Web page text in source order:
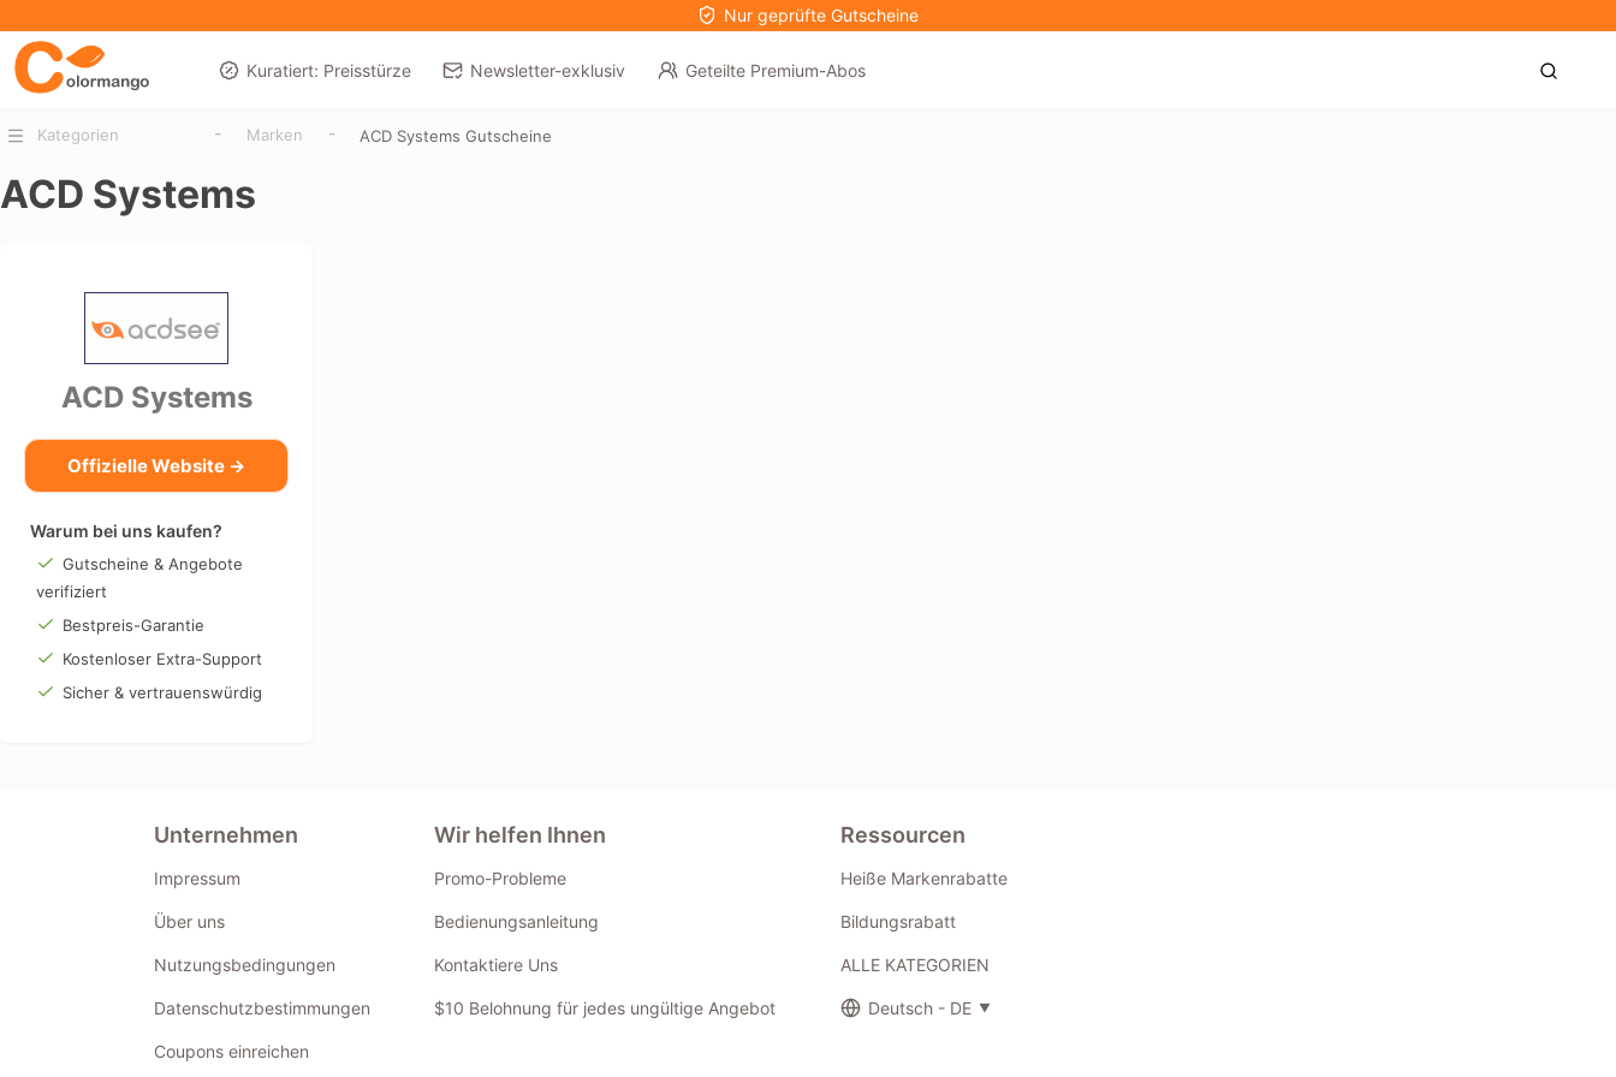
Nur geprüfte Gutscheine
Kuratiert: Preisstürze Newsletter-exklusiv Geteilte Premium-Abos
Kategorien - Marken - ACD Systems Gutscheine
ACD Systems
ACD Systems
Offizielle Website →
Warum bei uns kaufen?
Gutscheine & Angebote
verifiziert
Bestpreis-Garantie
Kostenloser Extra-Support
Sicher & vertrauenswürdig
Unternehmen
Impressum
Über uns
Nutzungsbedingungen
Datenschutzbestimmungen
Coupons einreichen
Wir helfen Ihnen
Promo-Probleme
Bedienungsanleitung
Kontaktiere Uns
$10 Belohnung für jedes ungültige Angebot
Ressourcen
Heiße Markenrabatte
Bildungsrabatt
ALLE KATEGORIEN
Deutsch - DE